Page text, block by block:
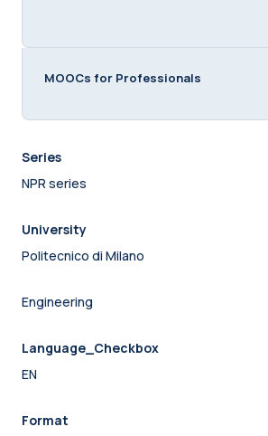
MOOCs for Professionals
Series
NPR series
University
Politecnico di Milano
Engineering
Language_Checkbox
EN
Format